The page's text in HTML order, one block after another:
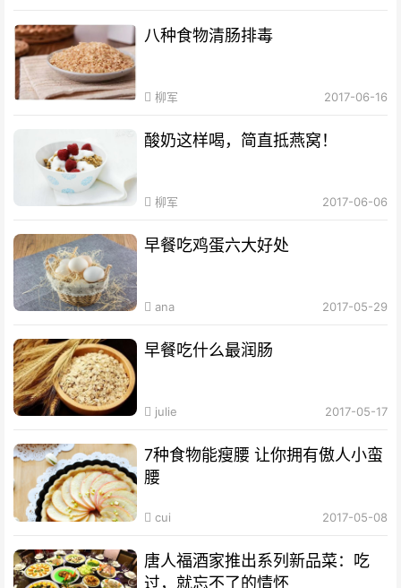
八种食物清肠排毒
柳军 2017-06-16
酸奶这样喝，简直抵燕窝！
柳军 2017-06-06
早餐吃鸡蛋六大好处
ana 2017-05-29
早餐吃什么最润肠
julie 2017-05-17
7种食物能瘦腰 让你拥有傲人小蛮
腰
cui 2017-05-08
唐人福酒家推出系列新品菜：吃
过，就忘不了的情怀